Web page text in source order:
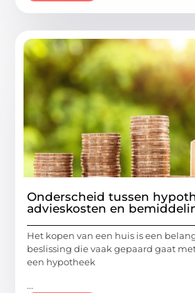
Onderscheid tussen
advieskosten en
Het kopen van een huis is een
beslissing die vaak gepaard gaat
een hypotheek
...